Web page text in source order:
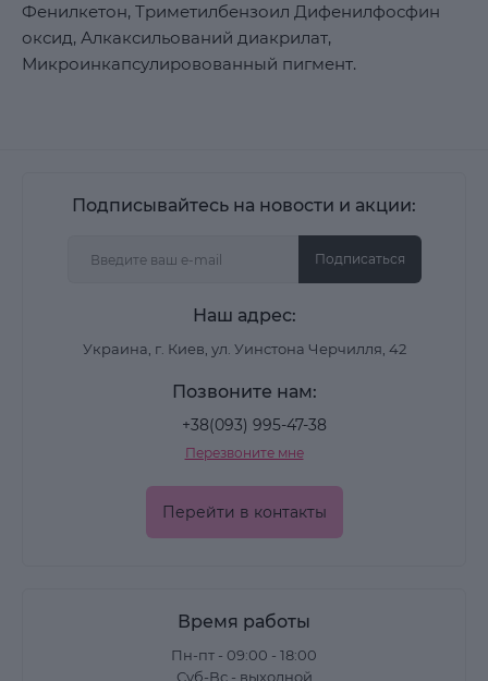
Фенилкетон, Триметилбензоил Дифенилфосфин
оксид, Алкаксильований диакрилат,
Микроинкапсулировованный пигмент.
Подписывайтесь на новости и акции:
Подписаться
Наш адрес:
Украина, г. Киев, ул. Уинстона Черчилля, 42
Позвоните нам:
+38(093) 995-47-38
Перезвоните мне
Перейти в контакты
Время работы
Пн-пт - 09:00 - 18:00
Суб-Вс - выходной